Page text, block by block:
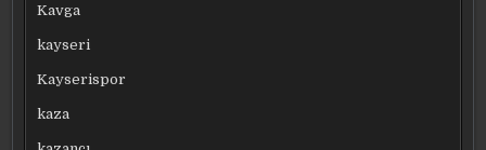
Kavga
kayseri
Kayserispor
kaza